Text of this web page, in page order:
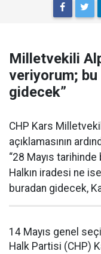
Milletvekili
veriyorum; bu
gidecek”
CHP Kars
açıklamasının
“28 Mayıs
Halkın iradesi ne
buradan gidecek,
14 Mayıs genel
Halk Partisi (CHP)